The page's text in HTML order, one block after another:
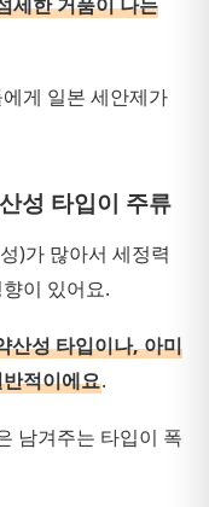
게 일본 세안제가
성 타입이 주류
)가 많아서 세정력
이 있어요.
산성 타입이나, 아미
적이에요.
남겨주는 타입이 폭